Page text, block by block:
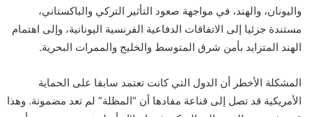
واليونان، والهند، في مواجهة صعود التأثير التركي والباكستاني،
مستندة جزئيا إلى الاتفاقات الدفاعية الفرنسية اليونانية، وإلى اهتمام
الهند المتزايد بأمن شرق المتوسط والخليج والممرات البحرية.
المشكلة الأخطر أن الدول التي كانت تعتمد سابقا على الحماية
الأمريكية قد تصل إلى قناعة مفادها أن “المظلة” لم تعد مضمونة. وهذا